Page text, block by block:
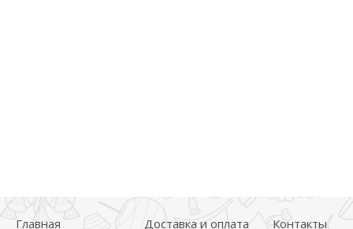
Главная Доставка и оплата Контакты